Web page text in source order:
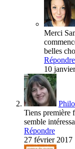
Merci
belles
Répondre
10
Philo
Tiens première
semble
Répondre
27 février 2017